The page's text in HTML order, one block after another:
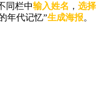
同栏中输入姓名 ， 选择
年代记忆”生成海报。